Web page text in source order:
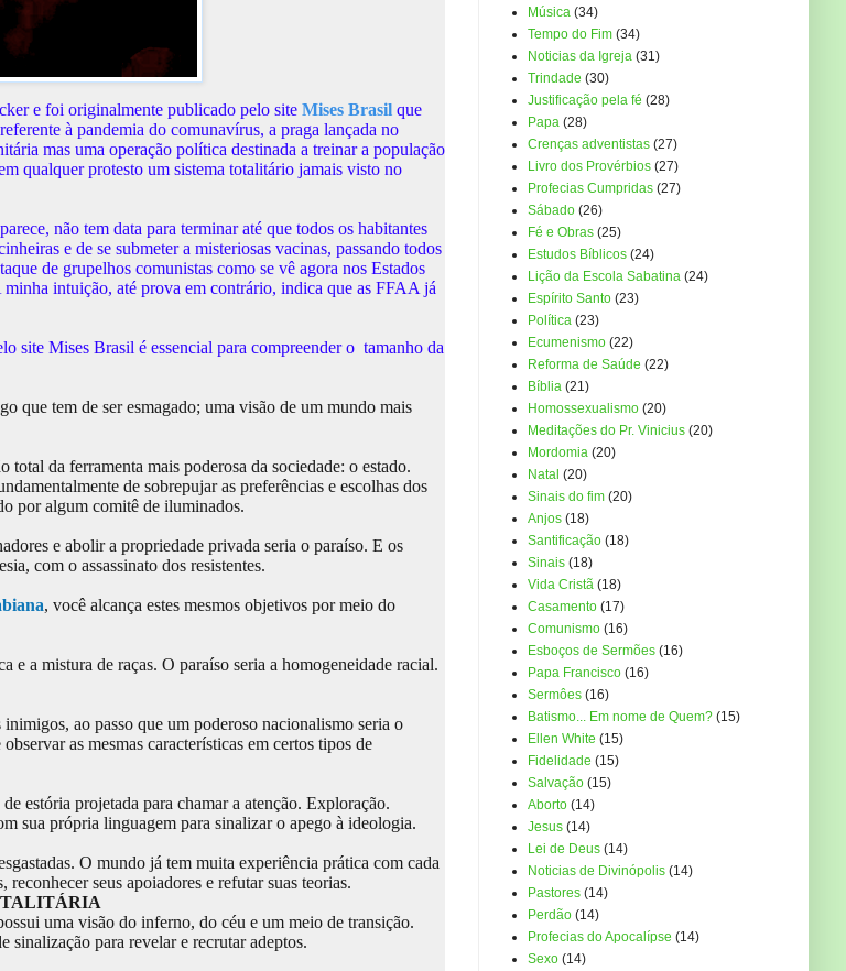
e foi originalmente publicado pelo site Mises Brasil que
à pandemia do comunavírus, a praga lançada no
mas uma operação política destinada a treinar a população
qualquer protesto um sistema totalitário jamais visto no
não tem data para terminar até que todos os habitantes
e de se submeter a misteriosas vacinas, passando todos
de grupelhos comunistas como se vê agora nos Estados
intuição, até prova em contrário, indica que as FFAA já
site Mises Brasil é essencial para compreender o tamanho da
que tem de ser esmagado; uma visão de um mundo mais
da ferramenta mais poderosa da sociedade: o estado.
de sobrepujar as preferências e escolhas dos
por algum comitê de iluminados.
e abolir a propriedade privada seria o paraíso. E os
com o assassinato dos resistentes.
, você alcança estes mesmos objetivos por meio do
a mistura de raças. O paraíso seria a homogeneidade racial.
ao passo que um poderoso nacionalismo seria o
as mesmas características em certos tipos de
estória projetada para chamar a atenção. Exploração.
sua própria linguagem para sinalizar o apego à ideologia.
O mundo já tem muita experiência prática com cada
seus apoiadores e refutar suas teorias.
uma visão do inferno, do céu e um meio de transição.
sinalização para revelar e recrutar adeptos.
Música (34)
Tempo do Fim (34)
Noticias da Igreja (31)
Trindade (30)
Justificação pela fé (28)
Papa (28)
Crenças adventistas (27)
Livro dos Provérbios (27)
Profecias Cumpridas (27)
Sábado (26)
Fé e Obras (25)
Estudos Bíblicos (24)
Lição da Escola Sabatina (24)
Espírito Santo (23)
Política (23)
Ecumenismo (22)
Reforma de Saúde (22)
Bíblia (21)
Homossexualismo (20)
Meditações do Pr. Vinicius (20)
Mordomia (20)
Natal (20)
Sinais do fim (20)
Anjos (18)
Santificação (18)
Sinais (18)
Vida Cristã (18)
Casamento (17)
Comunismo (16)
Esboços de Sermões (16)
Papa Francisco (16)
Sermôes (16)
Batismo... Em nome de Quem? (15)
Ellen White (15)
Fidelidade (15)
Salvação (15)
Aborto (14)
Jesus (14)
Lei de Deus (14)
Noticias de Divinópolis (14)
Pastores (14)
Perdão (14)
Profecias do Apocalípse (14)
Sexo (14)